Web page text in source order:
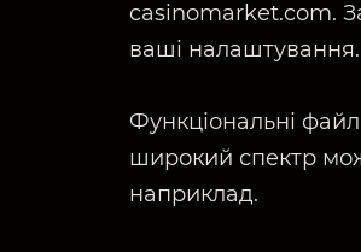
casinomarket.com.
ваші налаштування.
Функціональні
широкий спектр
наприклад.